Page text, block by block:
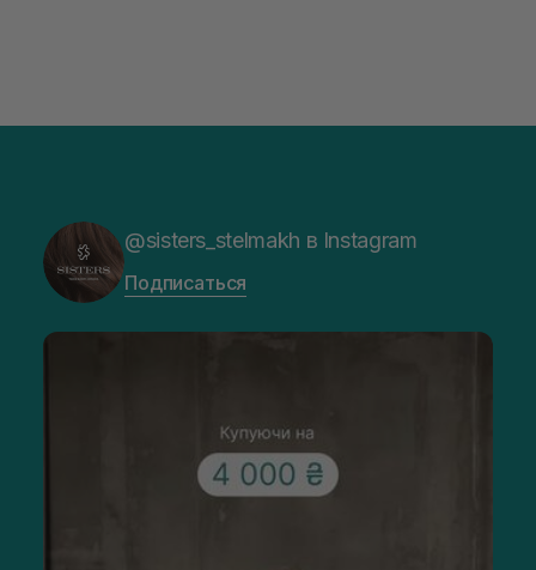
@sisters_stelmakh в Instagram
Подписаться